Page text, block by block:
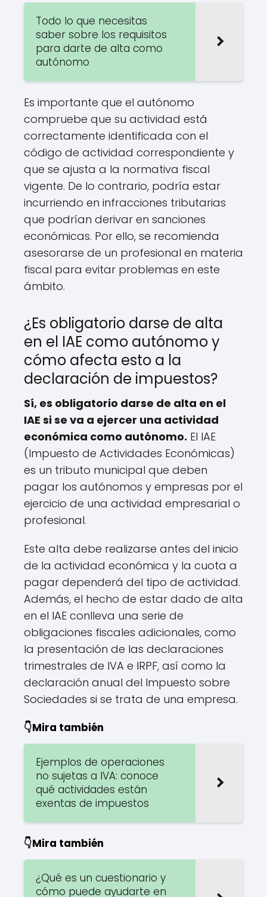
Todo lo que necesitas
saber sobre los requisitos
para darte de alta como
autónomo
Es importante que el autónomo
compruebe que su actividad está
correctamente identificada con el
código de actividad correspondiente y
que se ajusta a la normativa fiscal
vigente. De lo contrario, podría estar
incurriendo en infracciones tributarias
que podrían derivar en sanciones
económicas. Por ello, se recomienda
asesorarse de un profesional en materia
fiscal para evitar problemas en este
ámbito.
¿Es obligatorio darse de alta
en el IAE como autónomo y
cómo afecta esto a la
declaración de impuestos?
Sí, es obligatorio darse de alta en el
IAE si se va a ejercer una actividad
económica como autónomo. El IAE
(Impuesto de Actividades Económicas)
es un tributo municipal que deben
pagar los autónomos y empresas por el
ejercicio de una actividad empresarial o
profesional.
Este alta debe realizarse antes del inicio
de la actividad económica y la cuota a
pagar dependerá del tipo de actividad.
Además, el hecho de estar dado de alta
en el IAE conlleva una serie de
obligaciones fiscales adicionales, como
la presentación de las declaraciones
trimestrales de IVA e IRPF, así como la
declaración anual del Impuesto sobre
Sociedades si se trata de una empresa.
👇Mira también
Ejemplos de operaciones
no sujetas a IVA: conoce
qué actividades están
exentas de impuestos
👇Mira también
¿Qué es un cuestionario y
cómo puede ayudarte en